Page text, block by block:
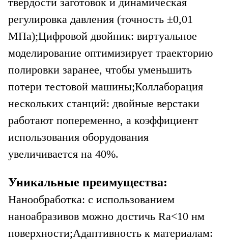
регулировка давления (точность ±0,01
МПа);Цифровой двойник: виртуальное
моделирование оптимизирует траекторию
полировки заранее, чтобы уменьшить
потери тестовой машины;Коллаборация
нескольких станций: двойные верстаки
работают попеременно, а коэффициент
использования оборудования
увеличивается на 40%.
Уникальные преимущества:
Нанообработка: с использованием
наноабразивов можно достичь Ra<10 нм
поверхности;Адаптивность к материалам: